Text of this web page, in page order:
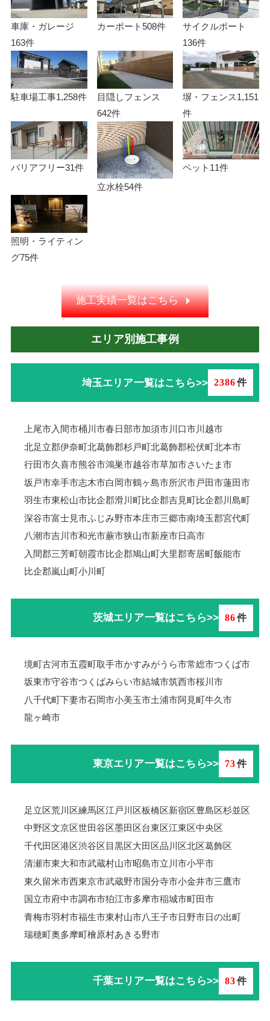
車庫・ガレージ
163件
カーポート508件
サイクルポート
136件
駐車場工事1,258件
目隠しフェンス
642件
塀・フェンス1,151
件
バリアフリー31件
立水栓54件
ペット 11件
照明・ライティン
グ75件
施工実績一覧はこちら
エリア別施工事例
埼玉エリア一覧はこちら>> 2386件
上尾市入間市桶川市春日部市加須市川口市川越市
北足立郡伊奈町北葛飾郡杉戸町北葛飾郡松伏町北本市
行田市久喜市熊谷市鴻巣市越谷市草加市さいたま市
坂戸市幸手市志木市白岡市鶴ヶ島市所沢市戸田市蓮田市
羽生市東松山市比企郡滑川町比企郡吉見町比企郡川島町
深谷市富士見市ふじみ野市本庄市三郷市南埼玉郡宮代町
八潮市吉川市和光市蕨市狭山市新座市日高市
入間郡三芳町朝霞市比企郡鳩山町大里郡寄居町飯能市
比企郡嵐山町小川町
茨城エリア一覧はこちら>> 86件
境町古河市五霞町取手市かすみがうら市常総市つくば市
坂東市守谷市つくばみらい市結城市筑西市桜川市
八千代町下妻市石岡市小美玉市土浦市阿見町牛久市
龍ヶ崎市
東京エリア一覧はこちら>> 73件
足立区荒川区練馬区江戸川区板橋区新宿区豊島区杉並区
中野区文京区世田谷区墨田区台東区江東区中央区
千代田区港区渋谷区目黒区大田区品川区北区葛飾区
清瀬市東大和市武蔵村山市昭島市立川市小平市
東久留米市西東京市武蔵野市国分寺市小金井市三鷹市
国立市府中市調布市狛江市多摩市稲城市町田市
青梅市羽村市福生市東村山市八王子市日野市日の出町
瑞穂町奥多摩町檜原村あきる野市
千葉エリア一覧はこちら>> 83件